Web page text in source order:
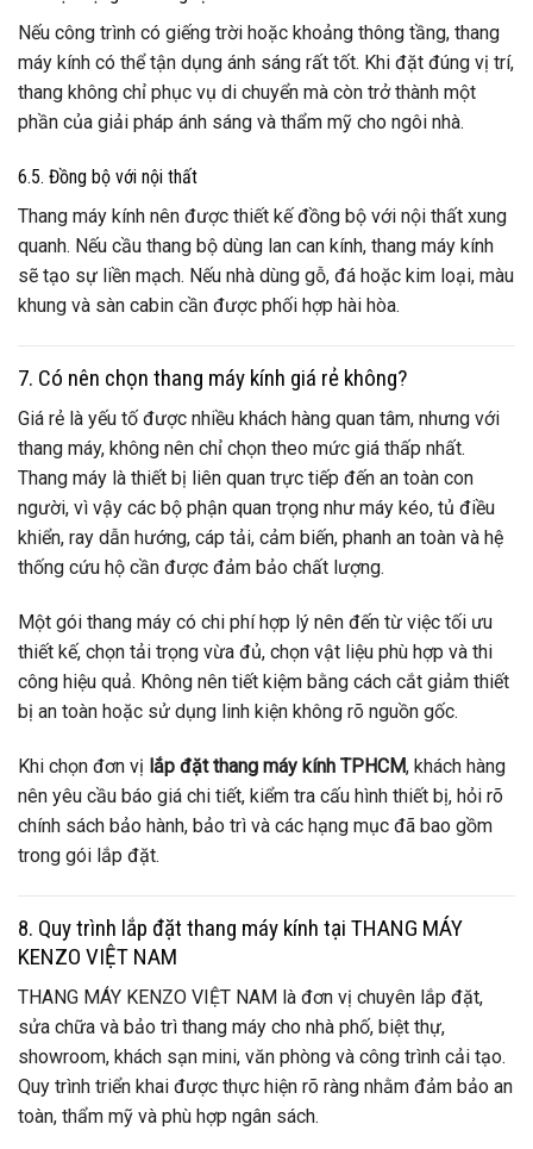
Nếu công trình có giếng trời hoặc khoảng thông tầng, thang
máy kính có thể tận dụng ánh sáng rất tốt. Khi đặt đúng vị trí,
thang không chỉ phục vụ di chuyển mà còn trở thành một
phần của giải pháp ánh sáng và thẩm mỹ cho ngôi nhà.
6.5. Đồng bộ với nội thất
Thang máy kính nên được thiết kế đồng bộ với nội thất xung
quanh. Nếu cầu thang bộ dùng lan can kính, thang máy kính
sẽ tạo sự liền mạch. Nếu nhà dùng gỗ, đá hoặc kim loại, màu
khung và sàn cabin cần được phối hợp hài hòa.
7. Có nên chọn thang máy kính giá rẻ không?
Giá rẻ là yếu tố được nhiều khách hàng quan tâm, nhưng với
thang máy, không nên chỉ chọn theo mức giá thấp nhất.
Thang máy là thiết bị liên quan trực tiếp đến an toàn con
người, vì vậy các bộ phận quan trọng như máy kéo, tủ điều
khiển, ray dẫn hướng, cáp tải, cảm biến, phanh an toàn và hệ
thống cứu hộ cần được đảm bảo chất lượng.
Một gói thang máy có chi phí hợp lý nên đến từ việc tối ưu
thiết kế, chọn tải trọng vừa đủ, chọn vật liệu phù hợp và thi
công hiệu quả. Không nên tiết kiệm bằng cách cắt giảm thiết
bị an toàn hoặc sử dụng linh kiện không rõ nguồn gốc.
Khi chọn đơn vị lắp đặt thang máy kính TPHCM, khách hàng
nên yêu cầu báo giá chi tiết, kiểm tra cấu hình thiết bị, hỏi rõ
chính sách bảo hành, bảo trì và các hạng mục đã bao gồm
trong gói lắp đặt.
8. Quy trình lắp đặt thang máy kính tại THANG MÁY
KENZO VIỆT NAM
THANG MÁY KENZO VIỆT NAM là đơn vị chuyên lắp đặt,
sửa chữa và bảo trì thang máy cho nhà phố, biệt thự,
showroom, khách sạn mini, văn phòng và công trình cải tạo.
Quy trình triển khai được thực hiện rõ ràng nhằm đảm bảo an
toàn, thẩm mỹ và phù hợp ngân sách.